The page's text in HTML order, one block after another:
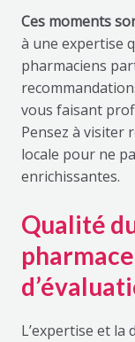
Ces moments
à une expertise
pharmaciens
vous faisant
Pensez à visiter
locale pour ne
enrichissantes.
Qualité
L’expertise et la